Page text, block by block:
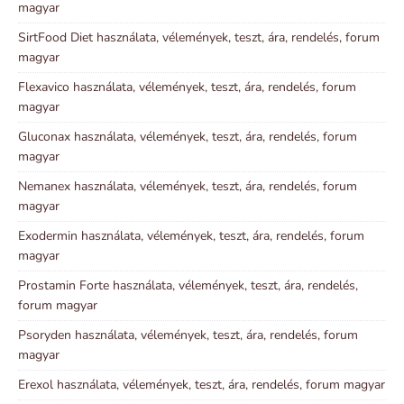
magyar
SirtFood Diet használata, vélemények, teszt, ára, rendelés, forum
magyar
Flexavico használata, vélemények, teszt, ára, rendelés, forum
magyar
Gluconax használata, vélemények, teszt, ára, rendelés, forum
magyar
Nemanex használata, vélemények, teszt, ára, rendelés, forum
magyar
Exodermin használata, vélemények, teszt, ára, rendelés, forum
magyar
Prostamin Forte használata, vélemények, teszt, ára, rendelés,
forum magyar
Psoryden használata, vélemények, teszt, ára, rendelés, forum
magyar
Erexol használata, vélemények, teszt, ára, rendelés, forum magyar